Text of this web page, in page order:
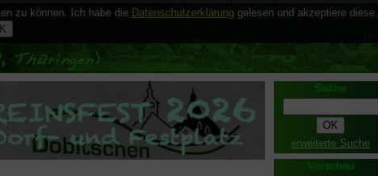
Suche
erweiterte Suche
Vorschau
zu können. Ich habe die Datenschutzerklärung gelesen und akzeptiere diese.